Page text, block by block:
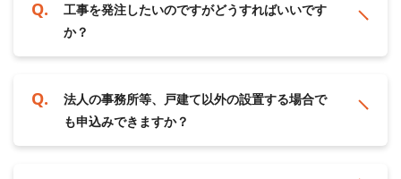
工事を発注したいのですがどうすればいいです
か？
法人の事務所等、戸建て以外の設置する場合で
も申込みできますか？